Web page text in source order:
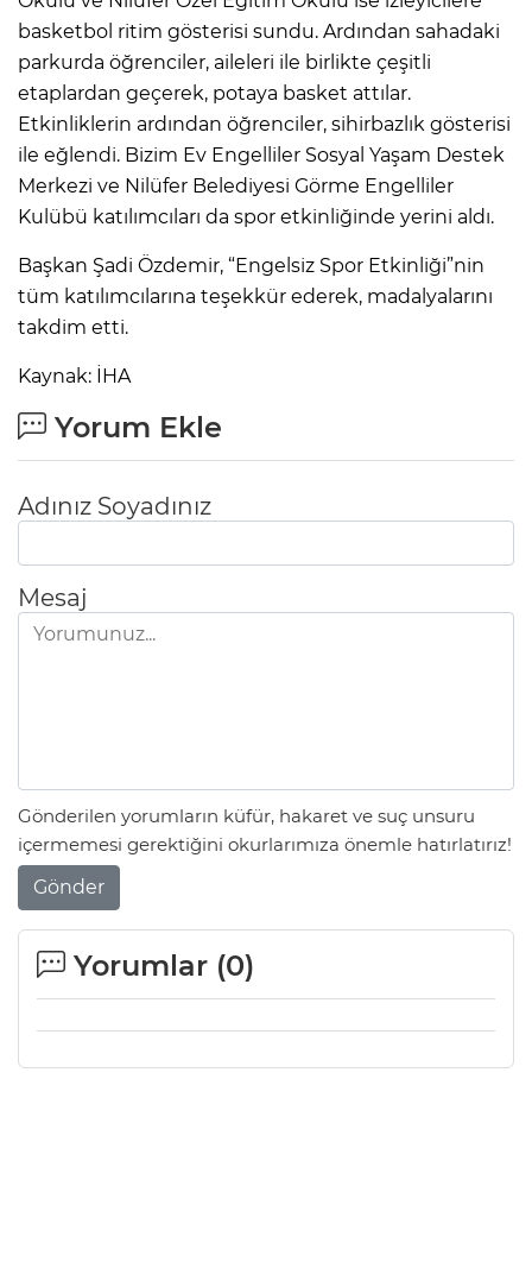
basketbol ritim gösterisi sundu. Ardından sahadaki
parkurda öğrenciler, aileleri ile birlikte çeşitli
etaplardan geçerek, potaya basket attılar.
Etkinliklerin ardından öğrenciler, sihirbazlık gösterisi
ile eğlendi. Bizim Ev Engelliler Sosyal Yaşam Destek
Merkezi ve Nilüfer Belediyesi Görme Engelliler
Kulübü katılımcıları da spor etkinliğinde yerini aldı.
Başkan Şadi Özdemir, “Engelsiz Spor Etkinliği”nin
tüm katılımcılarına teşekkür ederek, madalyalarını
takdim etti.
Kaynak: İHA
Yorum Ekle
Adınız Soyadınız
Mesaj
Gönderilen yorumların küfür, hakaret ve suç unsuru
içermemesi gerektiğini okurlarımıza önemle hatırlatırız!
Gönder
Yorumlar (0)